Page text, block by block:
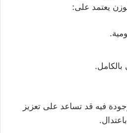
يعتمد على:
بالكامل.
فيه قد تساعد على تعزيز